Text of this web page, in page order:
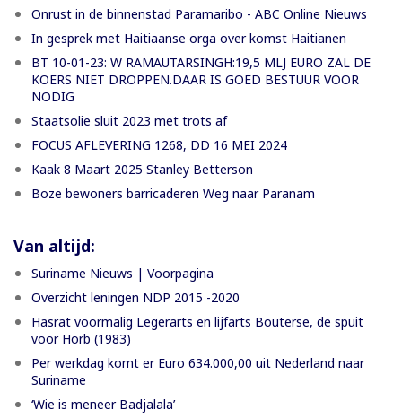
Onrust in de binnenstad Paramaribo - ABC Online Nieuws
In gesprek met Haitiaanse orga over komst Haitianen
BT 10-01-23: W RAMAUTARSINGH:19,5 MLJ EURO ZAL DE
KOERS NIET DROPPEN.DAAR IS GOED BESTUUR VOOR
NODIG
Staatsolie sluit 2023 met trots af
FOCUS AFLEVERING 1268, DD 16 MEI 2024
Kaak 8 Maart 2025 Stanley Betterson
Boze bewoners barricaderen Weg naar Paranam
Van altijd:
Suriname Nieuws | Voorpagina
Overzicht leningen NDP 2015 -2020
Hasrat voormalig Legerarts en lijfarts Bouterse, de spuit
voor Horb (1983)
Per werkdag komt er Euro 634.000,00 uit Nederland naar
Suriname
‘Wie is meneer Badjalala’